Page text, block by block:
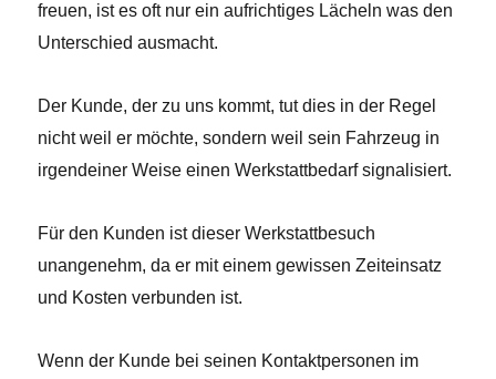
freuen, ist es oft nur ein aufrichtiges Lächeln was den
Unterschied ausmacht.
Der Kunde, der zu uns kommt, tut dies in der Regel
nicht weil er möchte, sondern weil sein Fahrzeug in
irgendeiner Weise einen Werkstattbedarf signalisiert.
Für den Kunden ist dieser Werkstattbesuch
unangenehm, da er mit einem gewissen Zeiteinsatz
und Kosten verbunden ist.
Wenn der Kunde bei seinen Kontaktpersonen im